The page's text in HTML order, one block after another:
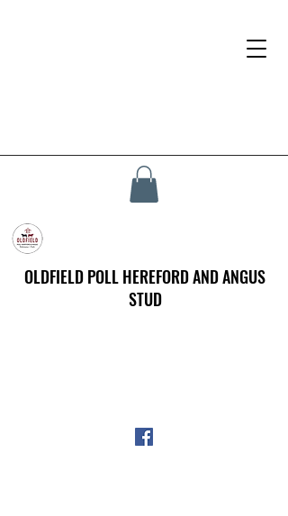
OLDFIELD POLL HEREFORD AND ANGUS
STUD